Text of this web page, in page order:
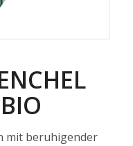
mit beruhigender